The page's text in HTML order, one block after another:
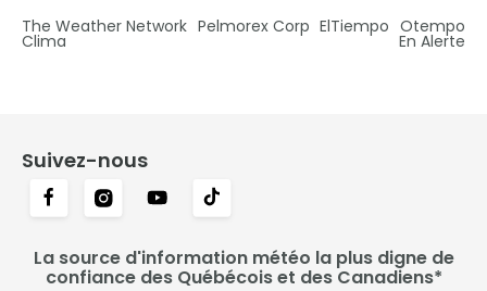
The Weather Network Pelmorex Corp ElTiempo Otempo
Clima En Alerte
Suivez-nous
La source d'information météo la plus digne de
confiance des Québécois et des Canadiens*